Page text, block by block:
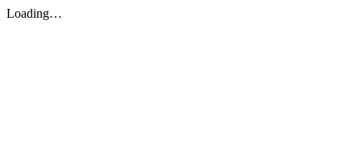
Loading…